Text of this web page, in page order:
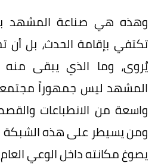
وهذه هي صناعة المشهد
تكتفي بإقامة الحدث، بل
يُروى، وما الذي يبقى منه
المشهد ليس جمهوراً
واسعة من الانطباعات
ومن يسيطر على هذه الشبكة
يصوغ مكانته داخل الوعي